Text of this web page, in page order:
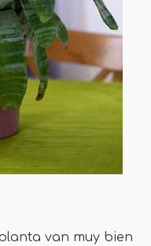
van muy bien